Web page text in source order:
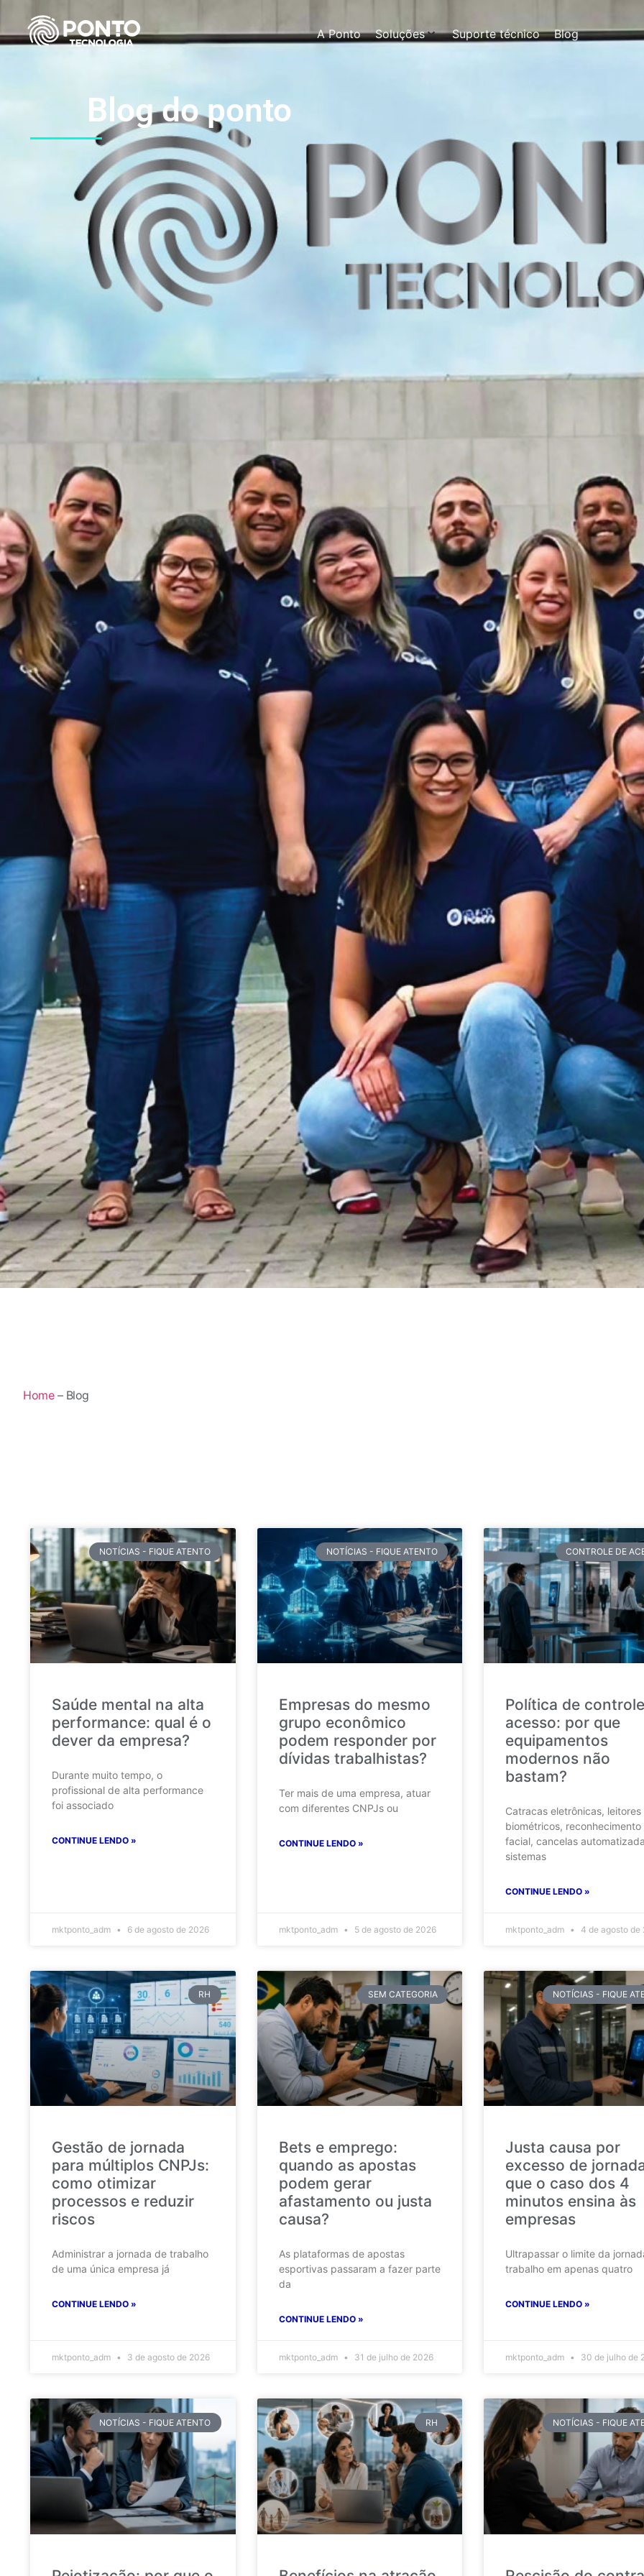
A Ponto Soluções Suporte técnico Blog
Blog do ponto
Home– Blog
NOTÍCIAS - FIQUE ATENTO
Saúde mental na alta
performance: qual é o
dever da empresa?
Durante muito tempo, o
profissional de alta performance
foi associado
CONTINUE LENDO »
mktponto_adm 6 de agosto de 2026
NOTÍCIAS - FIQUE ATENTO
Empresas do mesmo
grupo econômico
podem responder por
dívidas trabalhistas?
Ter mais de uma empresa, atuar
com diferentes CNPJs ou
CONTINUE LENDO »
mktponto_adm 5 de agosto de 2026
CONTROLE DE
Política de
acesso: por que
equipamentos
modernos não
bastam?
Catracas eletrônicas, leitores
biométricos, reconhecimento
facial, cancelas
sistemas
CONTINUE LENDO »
mktponto_adm 4 de agosto de
RH
Gestão de jornada
para múltiplos CNPJs:
como otimizar
processos e reduzir
riscos
Administrar a jornada de trabalho
de uma única empresa já
CONTINUE LENDO »
mktponto_adm 3 de agosto de 2026
SEM CATEGORIA
Bets e emprego:
quando as apostas
podem gerar
afastamento ou justa
causa?
As plataformas de apostas
esportivas passaram a fazer parte
da
CONTINUE LENDO »
mktponto_adm 31 de julho de 2026
NOTÍCIAS - FIQUE
Justa causa por
excesso de
que o caso dos 4
minutos ensina às
empresas
Ultrapassar o limite da
trabalho em apenas quatro
CONTINUE LENDO »
mktponto_adm 30 de julho de
NOTÍCIAS - FIQUE ATENTO RH NOTÍCIAS - FIQUE